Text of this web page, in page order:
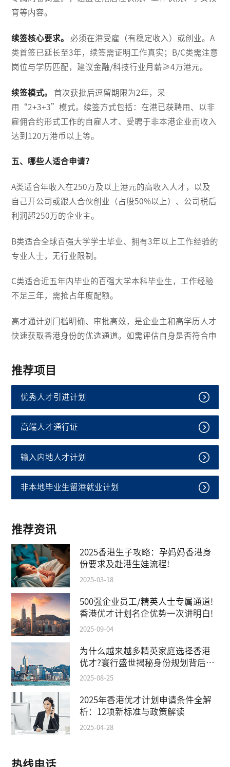
育等内容。
续签核心要求。
必须在港受雇（有稳定收入）或创业。A
类首签已延长至3年，续签需证明工作真实；B/C类需注意
岗位与学历匹配，建议金融/科技行业月薪≥4万港元。
续签模式。
首次获批后逗留期限为2年，采
用“2+3+3”模式。续签方式包括：在港已获聘用、以非
雇佣合约形式工作的自雇人才、受聘于非本港企业而收入
达到120万港币以上等。
五、哪些人适合申请？
A类适合年收入在250万及以上港元的高收入人才，以及
自己开公司或跟人合伙创业（占股50%以上）、公司税后
利润超250万的企业主。
B类适合全球百强大学学士毕业、拥有3年以上工作经验的
专业人士，无行业限制。
C类适合近五年内毕业的百强大学本科毕业生，工作经验
不足三年，需抢占年度配额。
高才通计划门槛明确、审批高效，是企业主和高学历人才
快速获取香港身份的优选通道。如需评估自身是否符合申
推荐项目
优秀人才引进计划
高端人才通行证
输入内地人才计划
非本地毕业生留港就业计划
推荐资讯
2025香港生子攻略：孕妈妈香港身
份要求及赴港生娃流程!
2025-03-18
500强企业员工/精英人士专属通道!
香港优才计划名企优势一次讲明白!
2025-09-04
为什么越来越多精英家庭选择香港
优才?寰行盛世揭秘身份规划背后的
教育红利
2025-08-25
2025年香港优才计划申请条件全解
析：12项新标准与政策解读
2025-04-28
热线电话